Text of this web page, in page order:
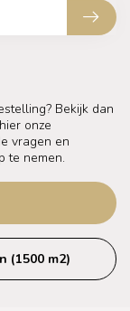
Bekijk dan
onze
vragen en
te nemen.
(1500 m2)